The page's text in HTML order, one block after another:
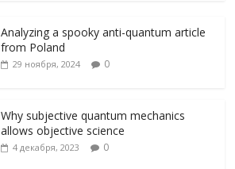
gr
a
R
u
n
o
kl
s
ni
р
и
т
Analyzing a spooky anti-quantum article
from Poland
29 ноября, 2024 0
Why subjective quantum mechanics
allows objective science
4 декабря, 2023 0